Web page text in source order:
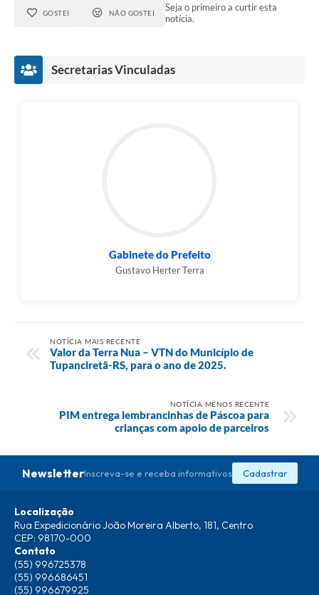
GOSTEI NÃO GOSTEI
Seja o primeiro a curtir esta
notícia.
Secretarias Vinculadas
Gabinete do Prefeito
Gustavo Herter Terra
NOTÍCIA MAIS RECENTE
Valor da Terra Nua – VTN do Município de
Tupanciretã-RS, para o ano de 2025.
NOTÍCIA MENOS RECENTE
PIM entrega lembrancinhas de Páscoa para
crianças com apoio de parceiros
NewsletterInscreva-se e receba informativos Cadastrar
Localização
Rua Expedicionário João Moreira Alberto, 181, Centro
CEP: 98170-000
Contato
(55) 996725378
(55) 996686451
(55) 996679925